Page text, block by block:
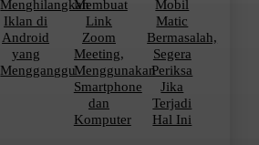
Menghilangkan
Iklan di
Android
yang
Mengganggu
Membuat
Link
Zoom
Meeting,
Menggunakan
Smartphone
dan
Komputer
Mobil
Matic
Bermasalah,
Segera
Periksa
Jika
Terjadi
Hal Ini